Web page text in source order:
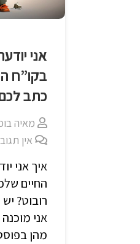
אני
בקו”ח
כתב
מאיה
אין
איך אני
החיים
רובוט?
אני
מהן